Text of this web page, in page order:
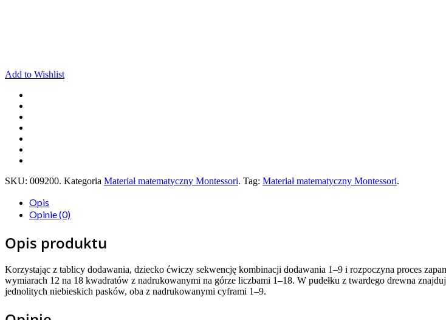
Add to Wishlist
SKU: 009200. Kategoria Materiał matematyczny Montessori. Tag: Materiał matematyczny Montessori.
Opis
Opinie (0)
Opis produktu
Korzystając z tablicy dodawania, dziecko ćwiczy sekwencję kombinacji dodawania 1–9 i rozpoczyna proces
wymiarach 12 na 18 kwadratów z nadrukowanymi na górze liczbami 1–18. W pudełku z twardego drewna
jednolitych niebieskich pasków, oba z nadrukowanymi cyframi 1–9.